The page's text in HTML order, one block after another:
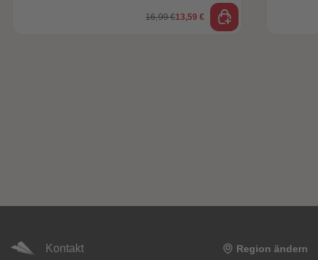
16,99 €13,59 €
Kontakt Region ändern